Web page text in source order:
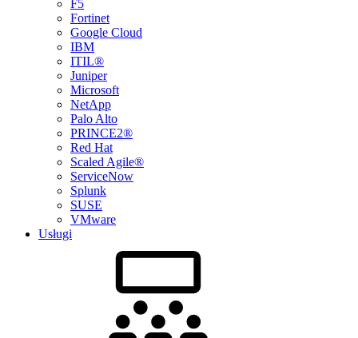
F5
Fortinet
Google Cloud
IBM
ITIL®
Juniper
Microsoft
NetApp
Palo Alto
PRINCE2®
Red Hat
Scaled Agile®
ServiceNow
Splunk
SUSE
VMware
Usługi